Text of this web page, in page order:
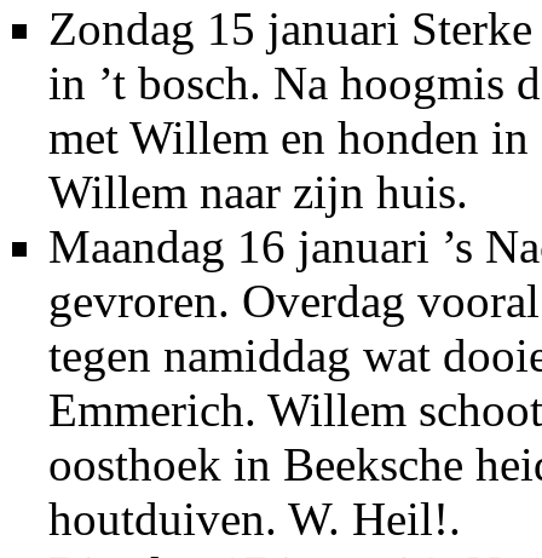
Zondag 15 januari
in ’t bosch. Na hoogmis
met Willem en honden in
Willem naar zijn huis.
Maandag 16 januari ’s
gevroren. Overdag
tegen namiddag wat
Emmerich. Willem
oosthoek in Beeksche
houtduiven. W. Heil!.